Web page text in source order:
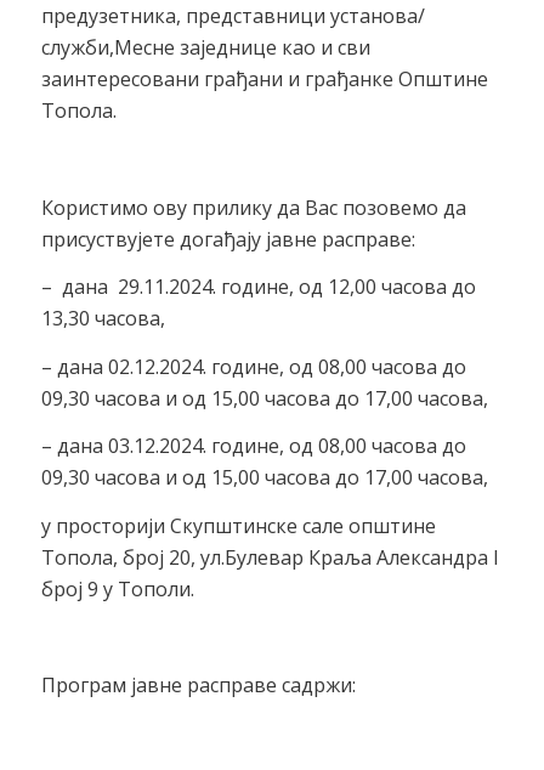
предузетника, представници установа/
служби,Месне заједнице као и сви
заинтересовани грађани и грађанке Општине
Топола.
Користимо ову прилику да Вас позовемо да
присуствујете догађају јавне расправе:
– дана 29.11.2024. године, од 12,00 часова до
13,30 часова,
– дана 02.12.2024. године, од 08,00 часова до
09,30 часова и од 15,00 часова до 17,00 часова,
– дана 03.12.2024. године, од 08,00 часова до
09,30 часова и од 15,00 часова до 17,00 часова,
у просторији Скупштинске сале општине
Топола, број 20, ул.Булевар Краља Александра I
број 9 у Тополи.
Програм јавне расправе садржи: